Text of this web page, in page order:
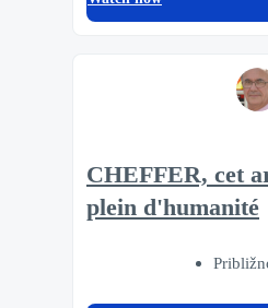
CHEFFER, cet
plein d'humanité